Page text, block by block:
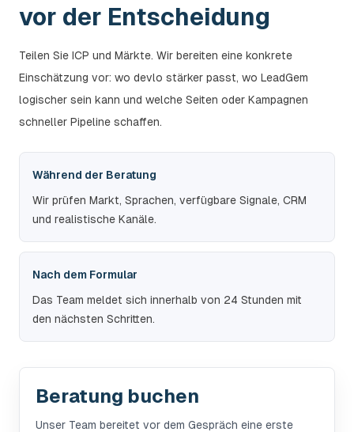
vor der Entscheidung
Teilen Sie ICP und Märkte. Wir bereiten eine konkrete
Einschätzung vor: wo devlo stärker passt, wo LeadGem
logischer sein kann und welche Seiten oder Kampagnen
schneller Pipeline schaffen.
Während der Beratung
Wir prüfen Markt, Sprachen, verfügbare Signale, CRM
und realistische Kanäle.
Nach dem Formular
Das Team meldet sich innerhalb von 24 Stunden mit
den nächsten Schritten.
Beratung buchen
Unser Team bereitet vor dem Gespräch eine erste